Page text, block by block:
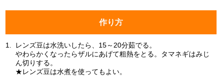
作り方
1.
レンズ豆は水洗いしたら、15～20分茹でる。
やわらかくなったらザルにあげて粗熱をとる。タマネギはみじ
ん切りする。
★レンズ豆は水煮を使ってもよい。